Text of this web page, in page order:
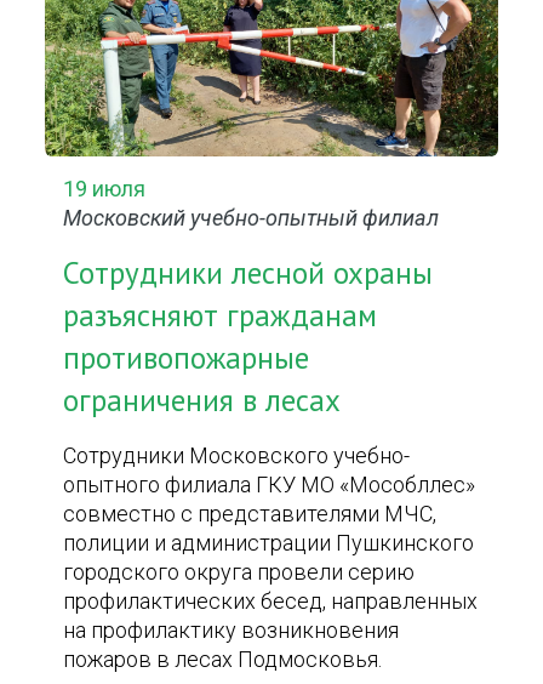
19 июля
Московский учебно-опытный филиал
Сотрудники лесной охраны
разъясняют гражданам
противопожарные
ограничения в лесах
Сотрудники Московского учебно-
опытного филиала ГКУ МО «Мособллес»
совместно с представителями МЧС,
полиции и администрации Пушкинского
городского округа провели серию
профилактических бесед, направленных
на профилактику возникновения
пожаров в лесах Подмосковья.